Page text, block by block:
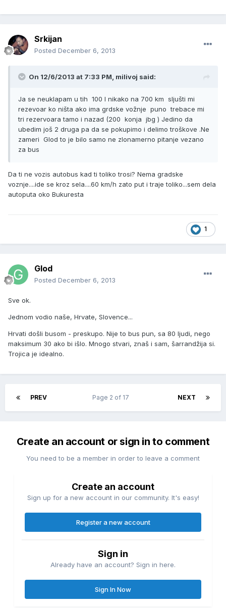
Srkijan
Posted December 6, 2013
On 12/6/2013 at 7:33 PM, milivoj said:
Ja se neuklapam u tih 100 l nikako na 700 km sljušti mi
rezevoar ko ništa ako ima grdske vožnje puno trebace mi
tri rezervoara tamo i nazad (200 konja jbg ) Jedino da
ubedim još 2 druga pa da se pokupimo i delimo troškove .Ne
zameri Glod to je bilo samo ne zlonamerno pitanje vezano
za bus
Da ti ne vozis autobus kad ti toliko trosi? Nema gradske
voznje....ide se kroz sela....60 km/h zato put i traje toliko...sem dela
autoputa oko Bukuresta
1
Glod
Posted December 6, 2013
Sve ok.
Jednom vodio naše, Hrvate, Slovence...
Hrvati došli busom - preskupo. Nije to bus pun, sa 80 ljudi, nego
maksimum 30 ako bi išlo. Mnogo stvari, znaš i sam, šarrandžija si.
Trojica je idealno.
PREV NEXT
Page 2 of 17
Create an account or sign in to comment
You need to be a member in order to leave a comment
Create an account
Sign up for a new account in our community. It's easy!
Register a new account
Sign in
Already have an account? Sign in here.
Sign In Now